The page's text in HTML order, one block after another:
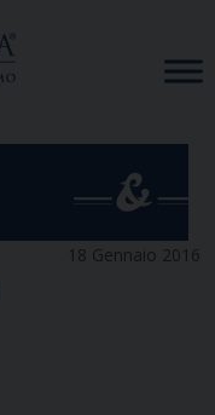
18 Gennaio 2016